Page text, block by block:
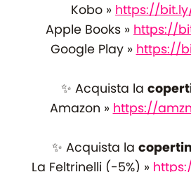
Kobo » https://
Apple Books » https://
Google Play » https://
✨ Acquista la
Amazon » https://
✨ Acquista la
La Feltrinelli (-5%) »